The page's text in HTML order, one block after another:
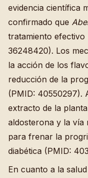
evidencia científica
confirmado que
tratamiento efectivo
36248420). Los
la acción de los
reducción de la
(PMID: 40550297).
extracto de la
aldosterona y la vía
para frenar la
diabética (PMID:
En cuanto a la